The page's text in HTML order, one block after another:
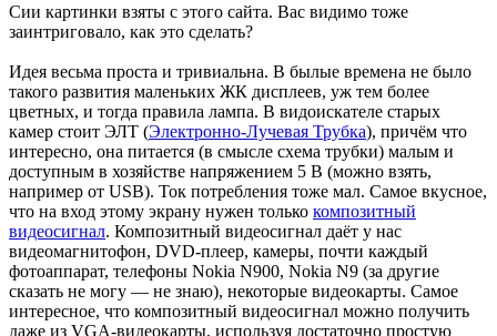
Сии картинки взяты с этого сайта. Вас видимо тоже
заинтриговало, как это сделать?
Идея весьма проста и тривиальна. В былые времена не было
такого развития маленьких ЖК дисплеев, уж тем более
цветных, и тогда правила лампа. В видоискателе старых
камер стоит ЭЛТ (Электронно-Лучевая Трубка), причём что
интересно, она питается (в смысле схема трубки) малым и
доступным в хозяйстве напряжением 5 В (можно взять,
например от USB). Ток потребления тоже мал. Самое вкусное,
что на вход этому экрану нужен только композитный
видеосигнал. Композитный видеосигнал даёт у нас
видеомагнитофон, DVD-плеер, камеры, почти каждый
фотоаппарат, телефоны Nokia N900, Nokia N9 (за другие
сказать не могу — не знаю), некоторые видеокарты. Самое
интересное, что композитный видеосигнал можно получить
даже из VGA-видеокарты, используя достаточно простую